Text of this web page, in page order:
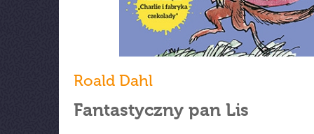
Roald Dahl
Fantastyczny pan Lis